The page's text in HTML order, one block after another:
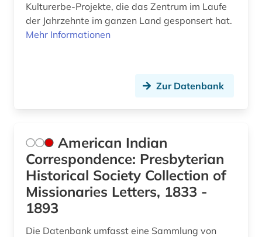
grafikdesign (4)
grammatik (1)
grönland (2)
gutshof (1)
halle (saale) (1)
handel (3)
Kulturerbe-Projekte, die das Zentrum im Laufe
der Jahrzehnte im ganzen Land gesponsert hat.
Mehr Informationen
Zur Datenbank
American Indian
Correspondence: Presbyterian
Historical Society Collection of
Missionaries Letters, 1833 -
1893
Die Datenbank umfasst eine Sammlung von